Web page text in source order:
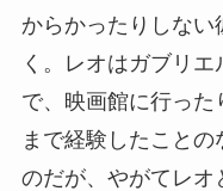
からかったりしな
く。レオはガブリ
で、映画館に行っ
まで経験したことの
のだが、やがてレオ